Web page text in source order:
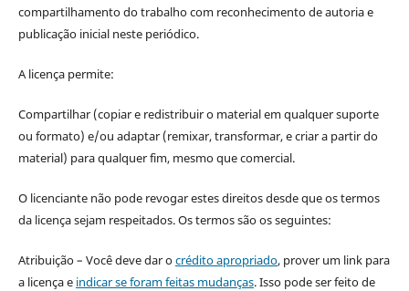
compartilhamento do trabalho com reconhecimento de autoria e
publicação inicial neste periódico.
A licença permite:
Compartilhar (copiar e redistribuir o material em qualquer suporte
ou formato) e/ou adaptar (remixar, transformar, e criar a partir do
material) para qualquer fim, mesmo que comercial.
O licenciante não pode revogar estes direitos desde que os termos
da licença sejam respeitados. Os termos são os seguintes:
Atribuição – Você deve dar ocrédito apropriado, prover um link para
a licença e indicar se foram feitas mudanças. Isso pode ser feito de